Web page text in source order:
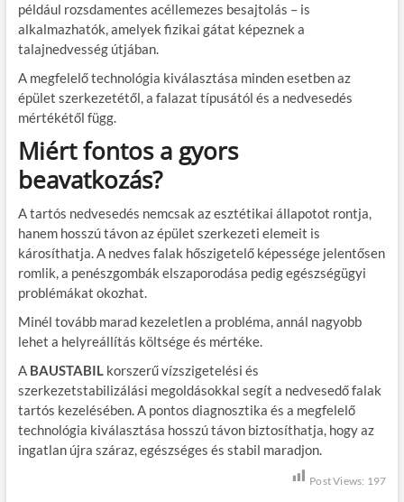
például rozsdamentes acéllemezes besajtolás – is
alkalmazhatók, amelyek fizikai gátat képeznek a
talajnedvesség útjában.
A megfelelő technológia kiválasztása minden esetben az
épület szerkezetétől, a falazat típusától és a nedvesedés
mértékétől függ.
Miért fontos a gyors
beavatkozás?
A tartós nedvesedés nemcsak az esztétikai állapotot rontja,
hanem hosszú távon az épület szerkezeti elemeit is
károsíthatja. A nedves falak hőszigetelő képessége jelentősen
romlik, a penészgombák elszaporodása pedig egészségügyi
problémákat okozhat.
Minél tovább marad kezeletlen a probléma, annál nagyobb
lehet a helyreállítás költsége és mértéke.
A BAUSTABILkorszerű vízszigetelési és
szerkezetstabilizálási megoldásokkal segít a nedvesedő falak
tartós kezelésében. A pontos diagnosztika és a megfelelő
technológia kiválasztása hosszú távon biztosíthatja, hogy az
ingatlan újra száraz, egészséges és stabil maradjon.
Post Views: 197